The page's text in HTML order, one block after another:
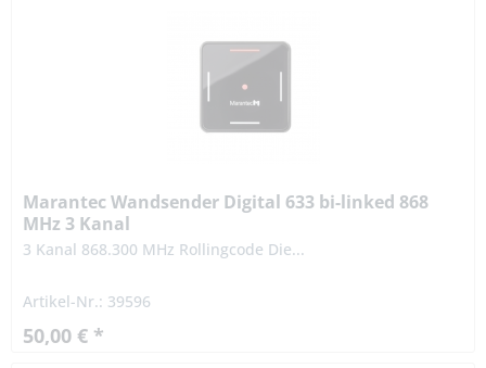
Marantec Wandsender Digital 633 bi-linked 868
MHz 3 Kanal
3 Kanal 868.300 MHz Rollingcode Die...
Artikel-Nr.: 39596
50,00 € *